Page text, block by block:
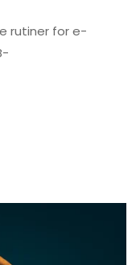
rutiner for e-